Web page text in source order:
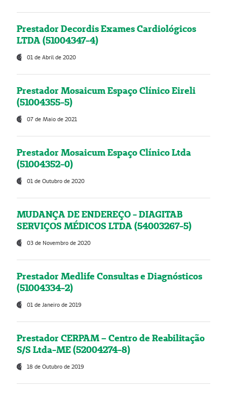
Prestador Decordis Exames Cardiológicos
LTDA (51004347-4)
01 de Abril de 2020
Prestador Mosaicum Espaço Clínico Eireli
(51004355-5)
07 de Maio de 2021
Prestador Mosaicum Espaço Clínico Ltda
(51004352-0)
01 de Outubro de 2020
MUDANÇA DE ENDEREÇO - DIAGITAB
SERVIÇOS MÉDICOS LTDA (54003267-5)
03 de Novembro de 2020
Prestador Medlife Consultas e Diagnósticos
(51004334-2)
01 de Janeiro de 2019
Prestador CERPAM – Centro de Reabilitação
S/S Ltda-ME (52004274-8)
18 de Outubro de 2019